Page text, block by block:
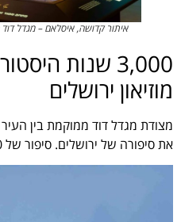
איתור קדושה, איסלאם – מגדל דוד
3,000 שנות
מוזיאון ירושלים
מצודת מגדל דוד ממוקמת בין
את סיפורה של ירושלים. סיפור של 3,000 שנות היסטוריה.